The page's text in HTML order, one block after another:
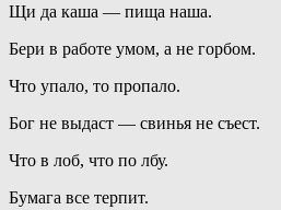
Щи да каша — пища наша.
Бери в работе умом, а не горбом.
Что упало, то пропало.
Бог не выдаст — свинья не съест.
Что в лоб, что по лбу.
Бумага все терпит.